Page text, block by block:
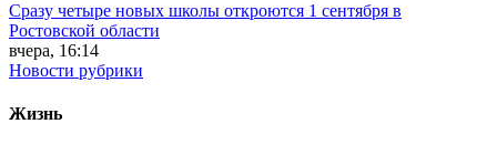
Сразу четыре новых школы откроются 1 сентября в
Ростовской области
вчера, 16:14
Новости рубрики
Жизнь